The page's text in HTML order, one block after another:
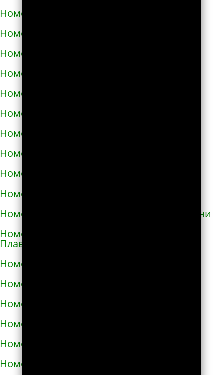
Номера телефонов такси в Вознесенске
Номера телефонов такси в Волочиске
Номера телефонов такси в Вольногорске
Номера телефонов такси в Вольнянске
Номера телефонов такси в Вышгороде
Номера телефонов такси в Гайвороне
Номера телефонов такси в Гайсине
Номера телефонов такси в Геническе
Номера телефонов такси в Глухове
Номера телефонов такси в Гнивани
Номера телефонов такси в Голой Пристани
Номера телефонов такси в Горишних
Плавнях
Номера телефонов такси в Городище
Номера телефонов такси в Городке
Номера телефонов такси в Городке
Номера телефонов такси в Гостомеле
Номера телефонов такси в Гребёнке
Номера телефонов такси в Дергачах